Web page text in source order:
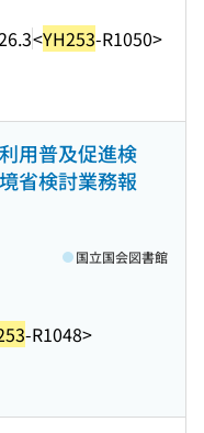
<YH253-R1050>
用普及促進検
省検討業務報
-R1048>
国立国会図書館